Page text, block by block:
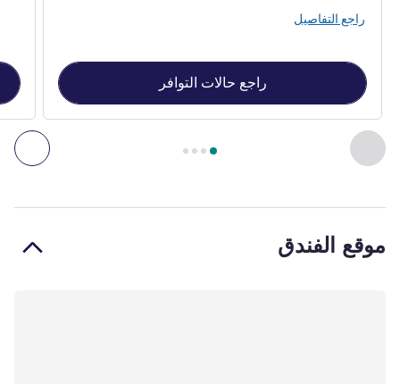
السابق - غرفةالصفحة
راجع التفاصيل
راجع حالات التوافر
موقع الفندق